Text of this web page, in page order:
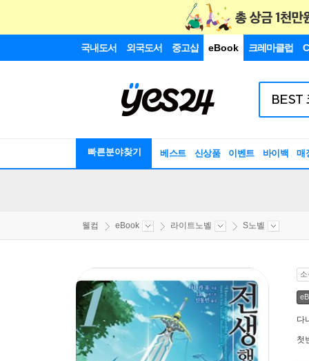
국내도서 외국도서 중고샵 eBook 크레마클럽
빠른분야찾기 베스트 신상품 이벤트 바이백 매
웰컴 eBook 라이트노벨 S노벨
다
첫